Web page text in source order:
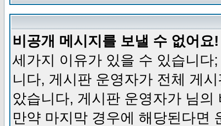
비공개 메시지를 보낼 수 없어요!
세가지 이유가 있을 수 있습니
니다, 게시판 운영자가 전체 게
았습니다, 게시판 운영자가 님
만약 마지막 경우에 해당된다면